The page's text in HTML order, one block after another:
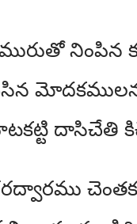
నింపిన
దాసిచేతి